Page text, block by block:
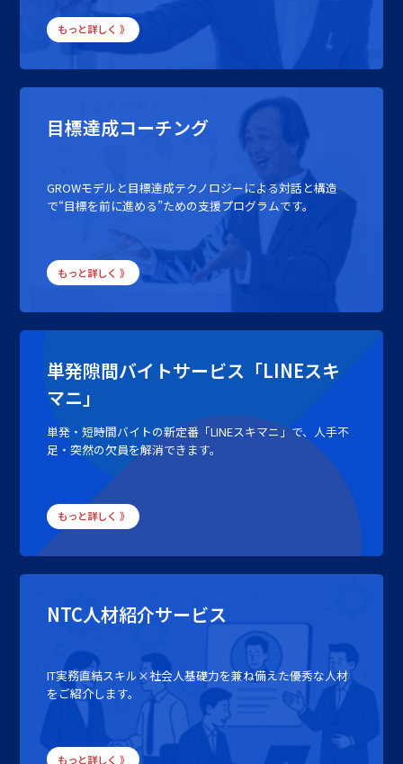
もっと詳しく 》
目標達成コーチング
GROWモデルと目標達成テクノロジーによる対話と構造
で“目標を前に進める”ための支援プログラムです。
もっと詳しく 》
単発隙間バイトサービス「LINEスキ
マニ」
単発・短時間バイトの新定番「LINEスキマニ」で、人手不
足・突然の欠員を解消できます。
もっと詳しく 》
NTC人材紹介サービス
IT実務直結スキル×社会人基礎力を兼ね備えた優秀な人材
をご紹介します。
もっと詳しく 》